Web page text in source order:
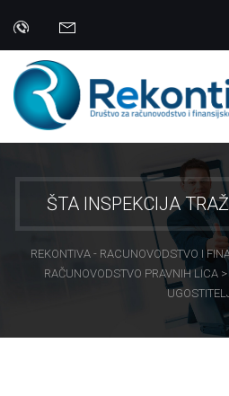
ŠTA INSPEKCIJA
REKONTIVA - RACUNOVODSTVO I
RAČUNOVODSTVO PRAVNIH LICA >